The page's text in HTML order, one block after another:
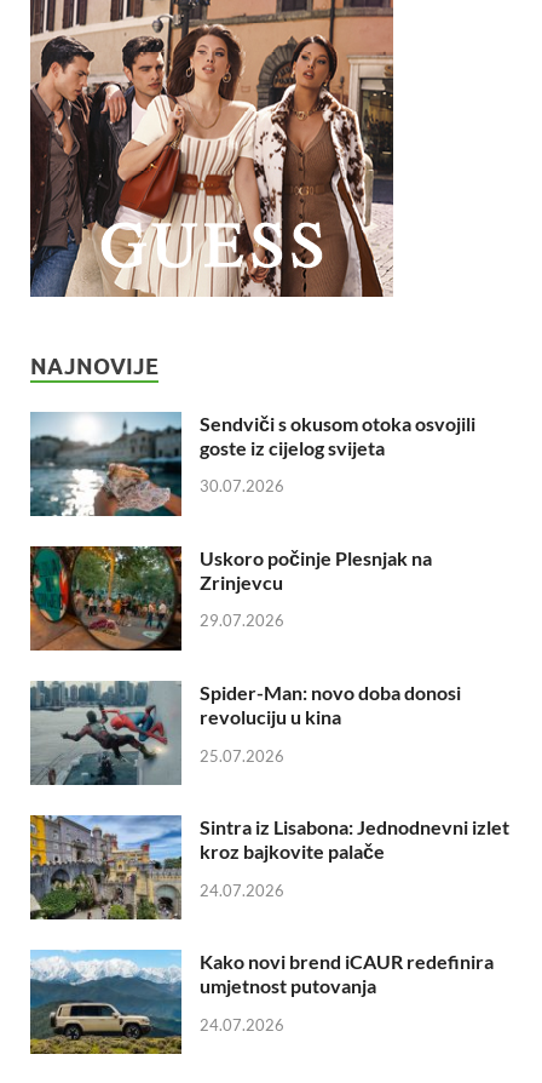
NAJNOVIJE
Sendviči s okusom otoka osvojili
goste iz cijelog svijeta
30.07.2026
Uskoro počinje Plesnjak na
Zrinjevcu
29.07.2026
Spider-Man: novo doba donosi
revoluciju u kina
25.07.2026
Sintra iz Lisabona: Jednodnevni izlet
kroz bajkovite palače
24.07.2026
Kako novi brend iCAUR redefinira
umjetnost putovanja
24.07.2026